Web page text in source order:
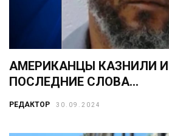
АМЕРИКАНЦЫ КАЗНИЛИ
ПОСЛЕДНИЕ СЛОВА…
РЕДАКТОР 30.09.2024